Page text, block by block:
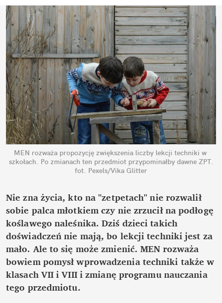
MEN rozważa propozycję zwiększenia liczby lekcji techniki w
szkołach. Po zmianach ten przedmiot przypominałby dawne ZPT.
fot. Pexels/Vika Glitter
Nie zna życia, kto na "zetpetach" nie rozwalił
sobie palca młotkiem czy nie zrzucił na podłogę
koślawego naleśnika. Dziś dzieci takich
doświadczeń nie mają, bo lekcji techniki jest za
mało. Ale to się może zmienić. MEN rozważa
bowiem pomysł wprowadzenia techniki także w
klasach VII i VIII i zmianę programu nauczania
tego przedmiotu.